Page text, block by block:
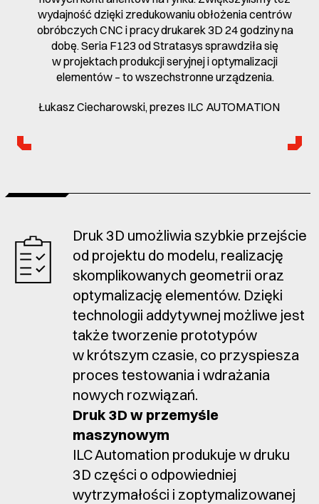
wydajność dzięki zredukowaniu obłożenia centrów
obróbczych CNC i pracy drukarek 3D 24 godziny na
dobę. Seria F123 od Stratasys sprawdziła się
w projektach produkcji seryjnej i optymalizacji
elementów – to wszechstronne urządzenia.
Łukasz Ciecharowski, prezes ILC AUTOMATION
Druk 3D umożliwia szybkie przejście
od projektu do modelu, realizację
skomplikowanych geometrii oraz
optymalizację elementów. Dzięki
technologii addytywnej możliwe jest
także tworzenie prototypów
w krótszym czasie, co przyspiesza
proces testowania i wdrażania
nowych rozwiązań.
Druk 3D w przemyśle
maszynowym
ILC Automation produkuje w druku
3D części o odpowiedniej
wytrzymałości i zoptymalizowanej